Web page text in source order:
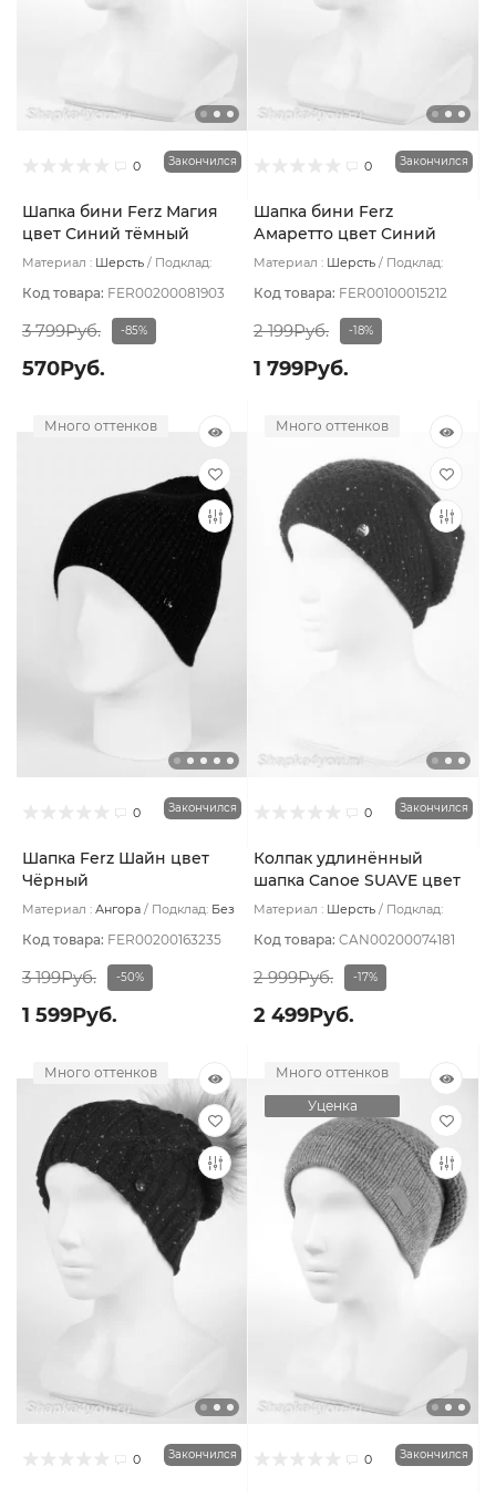
0 Закончился
Шапка бини Ferz Магия
цвет Синий тёмный
Материал : Шерсть
Подклад:
Код товара: FER00200081903
3 799Руб. -85%
570Руб.
0 Закончился
Шапка бини Ferz
Амаретто цвет Синий
тёмный
Материал : Шерсть
Подклад:
Код товара: FER00100015212
2 199Руб. -18%
1 799Руб.
Много оттенков
0 Закончился
Шапка Ferz Шайн цвет
Чёрный
Материал : Ангора Подклад: Без
Код товара: FER00200163235
3 199Руб. -50%
1 599Руб.
Много оттенков
0 Закончился
Колпак удлинённый
шапка Canoe SUAVE цвет
Чёрный
Материал : Шерсть
Подклад:
Код товара: CAN00200074181
2 999Руб. -17%
2 499Руб.
Много оттенков
0 Закончился
Много оттенков
Уценка
0 Закончился